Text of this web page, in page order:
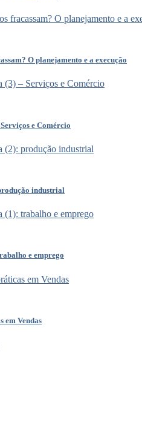
O planejamento e a execução
e Comércio
industrial
e emprego
em Vendas